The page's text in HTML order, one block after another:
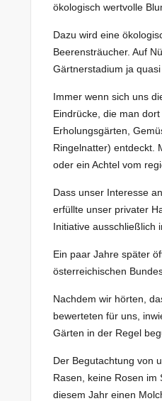
ökologisch wertvolle
Dazu wird eine
Beerensträucher. Auf
Gärtnerstadium ja quasi
Immer wenn sich uns
Eindrücke, die man
Erholungsgärten,
Ringelnatter) entdeckt.
oder ein Achtel vom
Dass unser Interesse
erfüllte unser privater
Initiative ausschließlich
Ein paar Jahre später
österreichischen
Nachdem wir hörten,
bewerteten für uns,
Gärten in der Regel
Der Begutachtung von
Rasen, keine Rosen im
diesem Jahr einen